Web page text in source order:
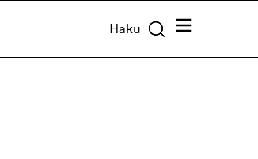
Haku Valikko